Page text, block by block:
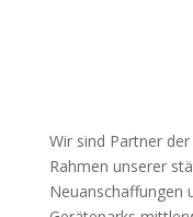
Wir sind Partner
Rahmen unserer
Neuanschaffungen